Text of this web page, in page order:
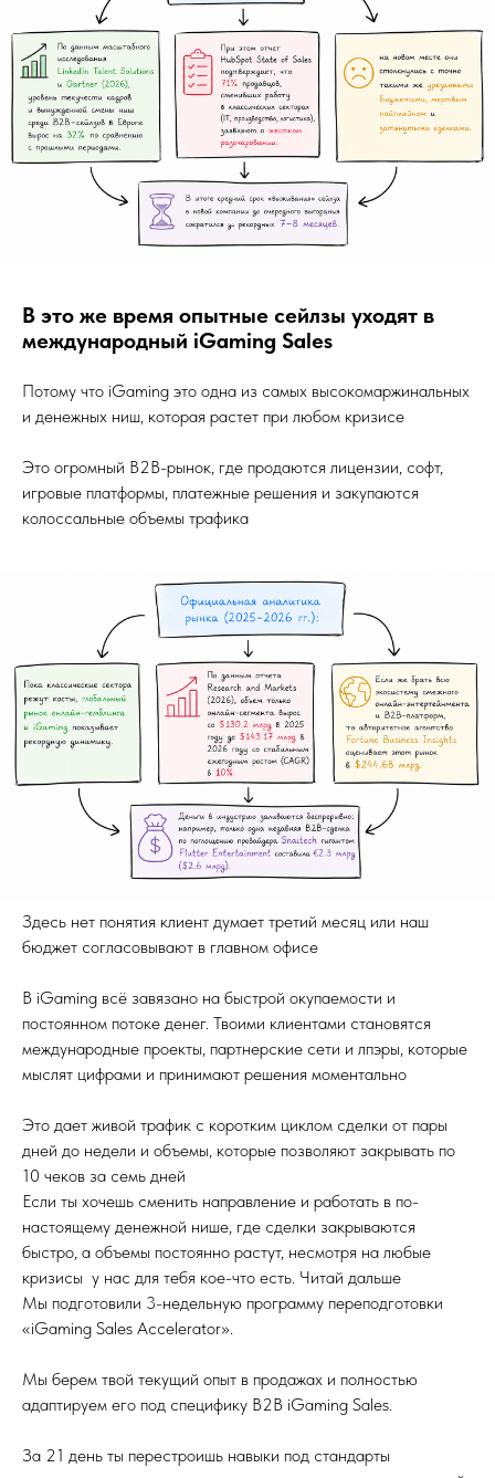
В это же время опытные сейлзы уходят в
международный iGaming Sales
Потому что iGaming это одна из самых высокомаржинальных
и денежных ниш, которая растет при любом кризисе
Это огромный B2B-рынок, где продаются лицензии, софт,
игровые платформы, платежные решения и закупаются
колоссальные объемы трафика
Здесь нет понятия клиент думает третий месяц или наш
бюджет согласовывают в главном офисе
В iGaming всё завязано на быстрой окупаемости и
постоянном потоке денег. Твоими клиентами становятся
международные проекты, партнерские сети и лпэры, которые
мыслят цифрами и принимают решения моментально
Это дает живой трафик с коротким циклом сделки от пары
дней до недели и объемы, которые позволяют закрывать по
10 чеков за семь дней
Если ты хочешь сменить направление и работать в по-
настоящему денежной нише, где сделки закрываются
быстро, а объемы постоянно растут, несмотря на любые
кризисы у нас для тебя кое-что есть. Читай дальше
Мы подготовили 3-недельную программу переподготовки
«iGaming Sales Accelerator».
Мы берем твой текущий опыт в продажах и полностью
адаптируем его под специфику B2B iGaming Sales.
За 21 день ты перестроишь навыки под стандарты